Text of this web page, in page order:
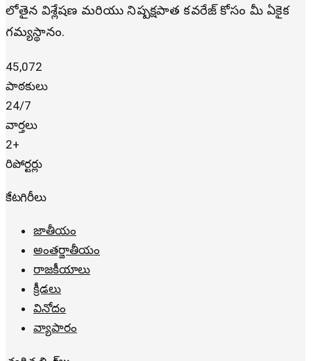
లోతైన విశ్లేషణ మరియు నిష్పక్షపాత కవరేజ్ కోసం మీ ఏకైక
గమ్యస్థానం.
45,072
పాఠకులు
24/7
వార్తలు
2+
రిపోర్టర్లు
కేటగిరీలు
జాతీయం
అంతర్జాతీయం
రాజకీయాలు
క్రీడలు
వినోదం
వ్యాపారం